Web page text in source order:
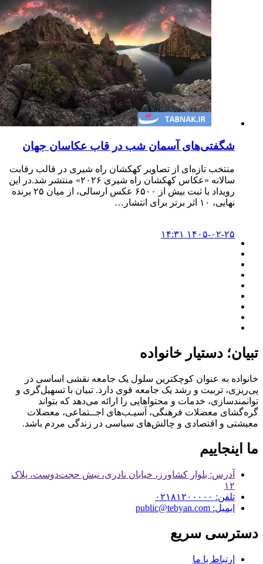
شگفتی‌های آسمان شب در قاب عکاسان جهان
منتخب تازه‌ای از تصاویر کهکشان راه شیری در قالب رقابت
سالانه «عکاس کهکشان راه شیری ۲۰۲۶» منتشر شد.در این
رویداد با ثبت بیش از ۶۵۰۰ عکس ارسالی، از میان ۲۵ برنده
نهایی، ۱۰ اثر برتر برای انتشار…
۱۴۰۵-۰۲-۲۵ ۱۴:۳۱
تبیان؛ دستیار خانواده
خانواده به عنوان کوچکترین سلول یک جامعه نقشی اساسی در
پی‌ریزی، تربیت و رشد یک جامعه قوی دارد. تبیان با تسهیل‌گری و
توانمندسازی، خدمات و محتواهایی را ارائه می‌دهد که بتواند
گره‌گشای معضلات فرهنگی، آسیـب‌های اجــتماعی، معضلات
معیشتی و اقتصادی و چالش‌های سیاسی در زندگی مردم باشد.
ما اینجاییم
آدرس: بلوار کشاورز، خیابان نادری، نبش حجت‌دوست، پلاک
۱۲
تلفن: ۰۲۱۸۱۲۰۰۰۰۰
ایمیل: public@tebyan.com
دسترسی سریع
ارتباط با ما